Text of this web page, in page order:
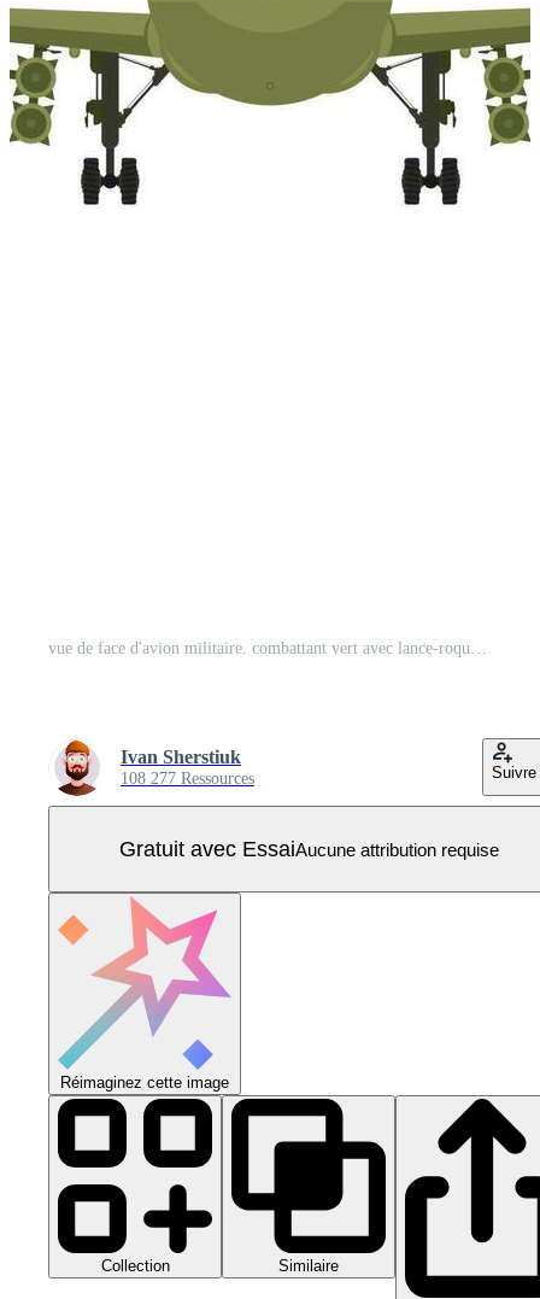
vue de face d'avion militaire. combattant vert avec lance-roquettes. Vecteur Pro
Ivan Sherstiuk
108 277 Ressources Suivre
Gratuit avec EssaiAucune attribution requise
Réimaginez cette image
Collection Similaire